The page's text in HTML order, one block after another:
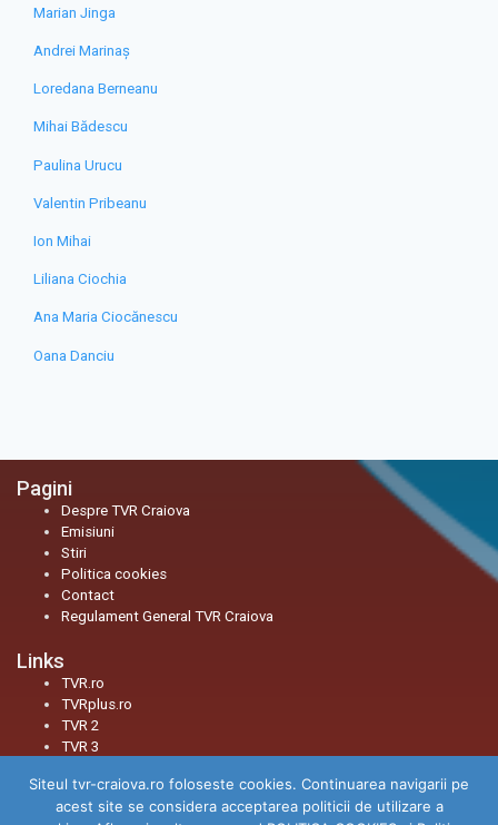
Marian Jinga
Andrei Marinaș
Loredana Berneanu
Mihai Bădescu
Paulina Urucu
Valentin Pribeanu
Ion Mihai
Liliana Ciochia
Ana Maria Ciocănescu
Oana Danciu
Pagini
Despre TVR Craiova
Emisiuni
Stiri
Politica cookies
Contact
Regulament General TVR Craiova
Links
TVR.ro
TVRplus.ro
TVR 2
TVR 3
Social
Facebook
Siteul tvr-craiova.ro foloseste cookies. Continuarea navigarii pe
acest site se considera acceptarea politicii de utilizare a